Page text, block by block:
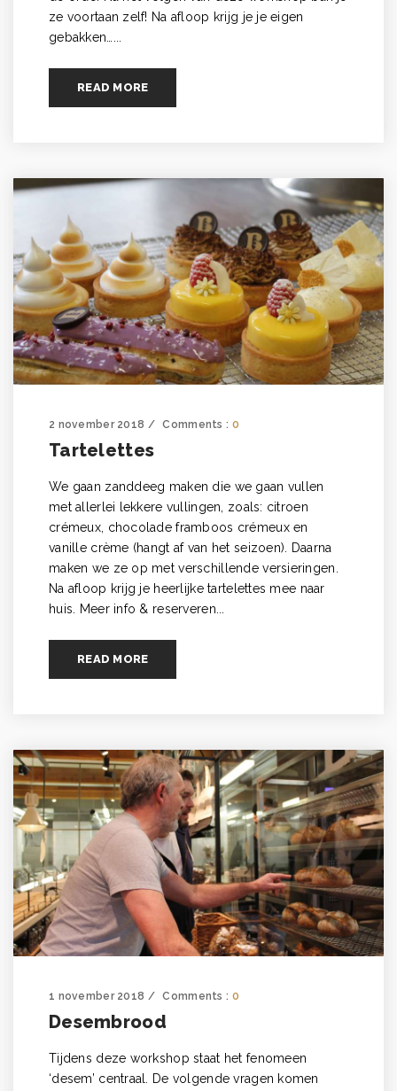
ze voortaan zelf! Na afloop krijg je je eigen
gebakken…...
READ MORE
2 november 2018 Comments : 0
Tartelettes
We gaan zanddeeg maken die we gaan vullen
met allerlei lekkere vullingen, zoals: citroen
crémeux, chocolade framboos crémeux en
vanille crème (hangt af van het seizoen). Daarna
maken we ze op met verschillende versieringen.
Na afloop krijg je heerlijke tartelettes mee naar
huis. Meer info & reserveren...
READ MORE
1 november 2018 Comments : 0
Desembrood
Tijdens deze workshop staat het fenomeen
‘desem’ centraal. De volgende vragen komen